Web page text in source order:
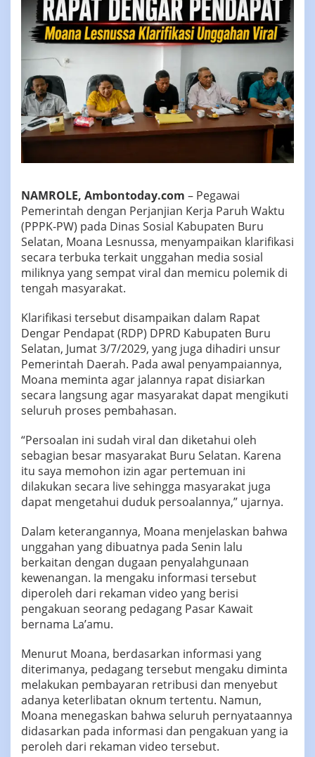
NAMROLE, Ambontoday.com – Pegawai
Pemerintah dengan Perjanjian Kerja Paruh Waktu
(PPPK-PW) pada Dinas Sosial Kabupaten Buru
Selatan, Moana Lesnussa, menyampaikan klarifikasi
secara terbuka terkait unggahan media sosial
miliknya yang sempat viral dan memicu polemik di
tengah masyarakat.
Klarifikasi tersebut disampaikan dalam Rapat
Dengar Pendapat (RDP) DPRD Kabupaten Buru
Selatan, Jumat 3/7/2029, yang juga dihadiri unsur
Pemerintah Daerah. Pada awal penyampaiannya,
Moana meminta agar jalannya rapat disiarkan
secara langsung agar masyarakat dapat mengikuti
seluruh proses pembahasan.
“Persoalan ini sudah viral dan diketahui oleh
sebagian besar masyarakat Buru Selatan. Karena
itu saya memohon izin agar pertemuan ini
dilakukan secara live sehingga masyarakat juga
dapat mengetahui duduk persoalannya,” ujarnya.
Dalam keterangannya, Moana menjelaskan bahwa
unggahan yang dibuatnya pada Senin lalu
berkaitan dengan dugaan penyalahgunaan
kewenangan. Ia mengaku informasi tersebut
diperoleh dari rekaman video yang berisi
pengakuan seorang pedagang Pasar Kawait
bernama La’amu.
Menurut Moana, berdasarkan informasi yang
diterimanya, pedagang tersebut mengaku diminta
melakukan pembayaran retribusi dan menyebut
adanya keterlibatan oknum tertentu. Namun,
Moana menegaskan bahwa seluruh pernyataannya
didasarkan pada informasi dan pengakuan yang ia
peroleh dari rekaman video tersebut.